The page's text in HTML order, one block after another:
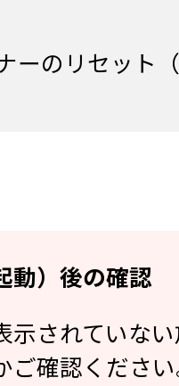
ーのリセット
動）後の確認
示されていな
ご確認くださ